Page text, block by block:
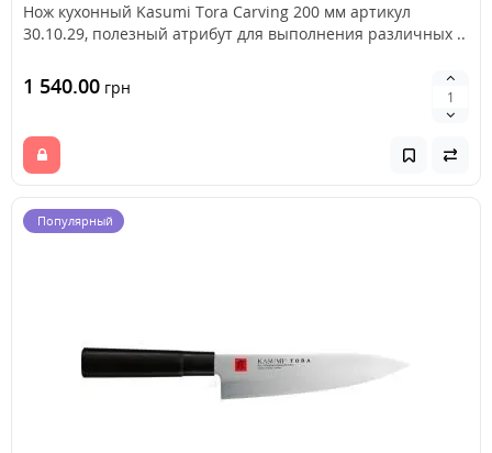
Нож кухонный Kasumi Tora Carving 200 мм артикул
30.10.29, полезный атрибут для выполнения различных ..
1 540.00 грн
Популярный